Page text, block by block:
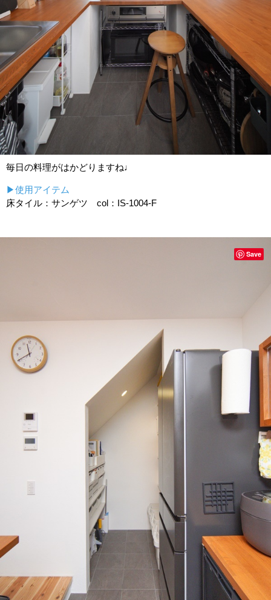
毎日の料理がはかどりますね♩
▶使用アイテム
床タイル：サンゲツ col：IS-1004-F
Save